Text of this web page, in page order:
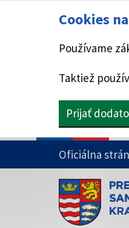
Cookies
Používame
Taktiež
Prijať
PRESKOČIŤ NA
Oficiálna
Doména